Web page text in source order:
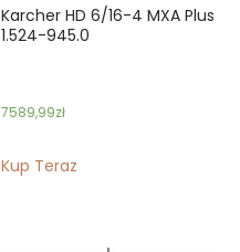
Karcher HD 6/16-4 MXA Plus
1.524-945.0
7589,99zł
Kup Teraz